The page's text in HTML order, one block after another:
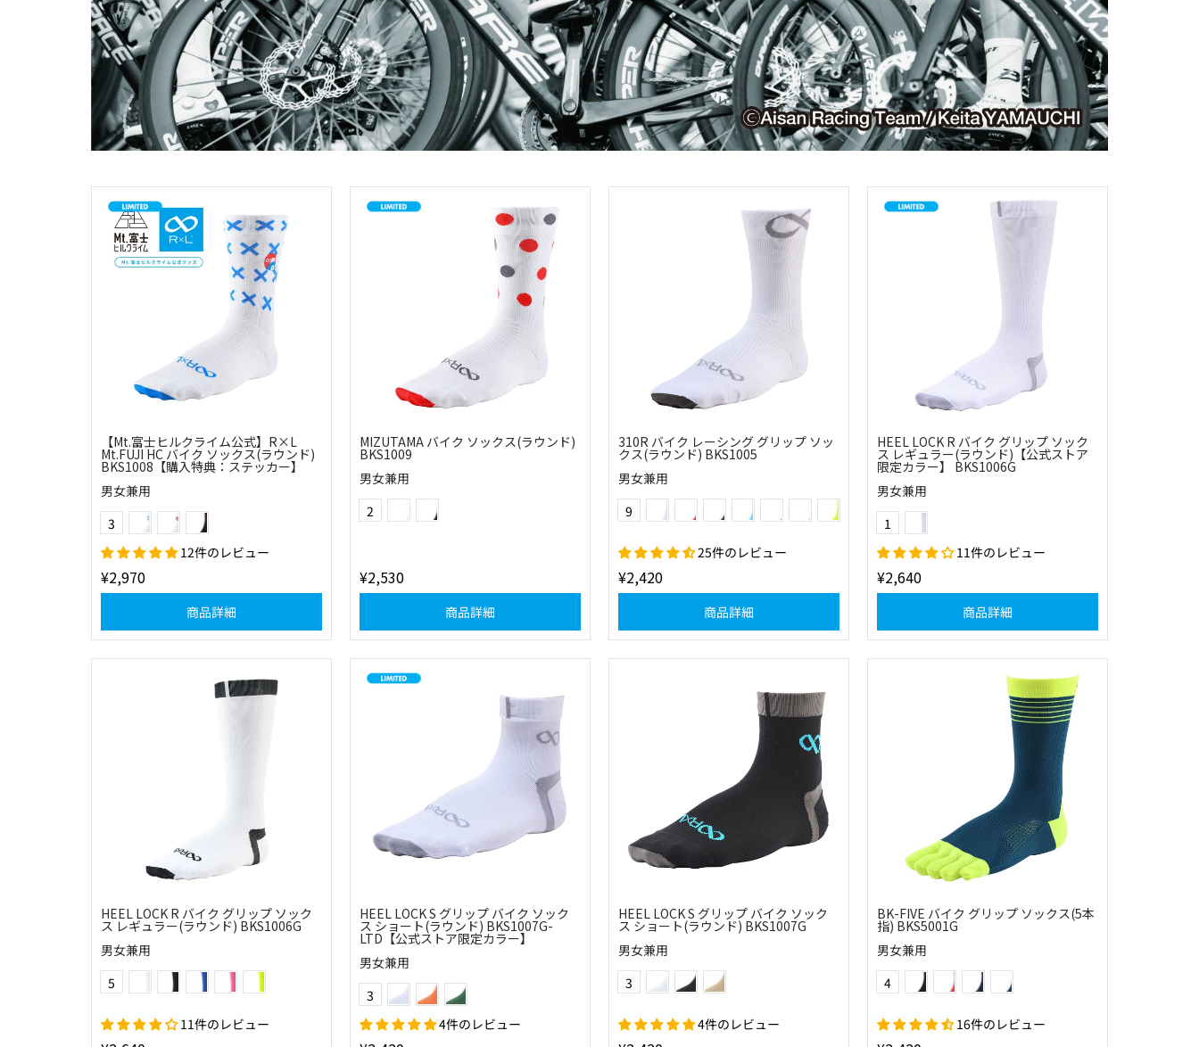
【Mt.富士ヒルクライム公式】R×L
Mt.FUJI HC バイク ソックス(ラウンド)
BKS1008【購入特典：ステッカー】
男女兼用
Color
3
12件のレビュー
¥2,970
商品詳細
MIZUTAMA バイク ソックス(ラウンド)
BKS1009
男女兼用
Color
2
¥2,530
商品詳細
310R バイク レーシング グリップ ソッ
クス(ラウンド) BKS1005
男女兼用
Color
9
(51)フラッシュイエロー
(57)フラッシュオレンジ
(60)グリーン
25件のレビュー
¥2,420
商品詳細
HEEL LOCK R バイク グリップ ソック
ス レギュラー(ラウンド)【公式ストア
限定カラー】 BKS1006G
男女兼用
Color
1
11件のレビュー
¥2,640
商品詳細
HEEL LOCK R バイク グリップ ソック
ス レギュラー(ラウンド) BKS1006G
男女兼用
Color
5
11件のレビュー
HEEL LOCK S グリップ バイク ソック
ス ショート(ラウンド) BKS1007G-
LTD【公式ストア限定カラー】
男女兼用
Color
3
4件のレビュー
HEEL LOCK S グリップ バイク ソック
ス ショート(ラウンド) BKS1007G
男女兼用
Color
3
4件のレビュー
BK-FIVE バイク グリップ ソックス(5本
指) BKS5001G
男女兼用
Color
4
16件のレビュー